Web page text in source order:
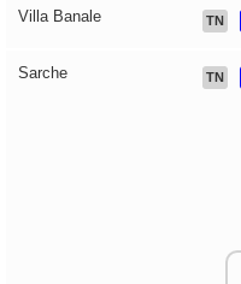
Villa Banale TN
Sarche TN